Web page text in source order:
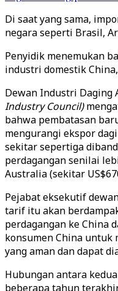
Di saat yang sama,
negara seperti Brasil,
Penyidik menemukan
industri domestik
Dewan Industri Daging
Industry Council)
bahwa pembatasan
mengurangi ekspor
sekitar sepertiga
perdagangan senilai
Australia (sekitar
Pejabat eksekutif
tarif itu akan
perdagangan ke China
konsumen China untuk
yang aman dan dapat
Hubungan antara
beberapa tahun